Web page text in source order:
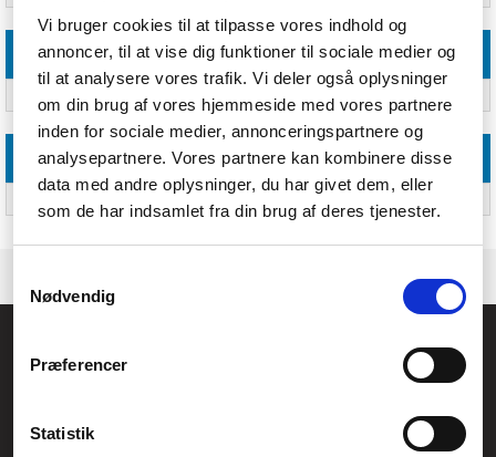
Vi bruger cookies til at tilpasse vores indhold og
annoncer, til at vise dig funktioner til sociale medier og
til at analysere vores trafik. Vi deler også oplysninger
om din brug af vores hjemmeside med vores partnere
inden for sociale medier, annonceringspartnere og
analysepartnere. Vores partnere kan kombinere disse
data med andre oplysninger, du har givet dem, eller
som de har indsamlet fra din brug af deres tjenester.
Nødvendig
Præferencer
Statistik
Vægt & størrelser
Logistik data
CVR.: 26208637
Generelle henvendelser: